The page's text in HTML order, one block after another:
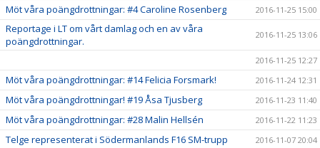
Möt våra poängdrottningar: #4 Caroline Rosenberg 2016-11-25 15:00
Reportage i LT om vårt damlag och en av våra
poängdrottningar.
2016-11-25 13:06
2016-11-25 12:27
Möt våra poängdrottningar: #14 Felicia Forsmark! 2016-11-24 12:31
Möt våra poängdrottningar! #19 Åsa Tjusberg 2016-11-23 11:40
Möt våra poängdrottningar: #28 Malin Hellsén 2016-11-22 11:23
Telge representerat i Södermanlands F16 SM-trupp 2016-11-07 20:04